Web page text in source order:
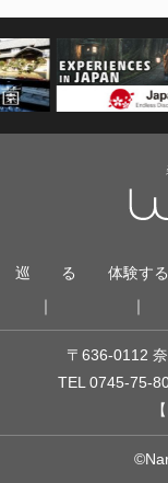
巡 る 体験する
〒636-0112
TEL 0745-75-